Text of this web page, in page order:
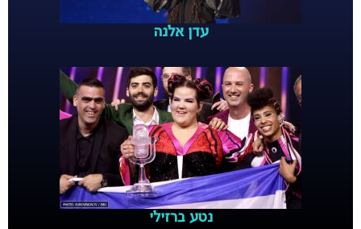
עדן אלנה
נטע ברזילי